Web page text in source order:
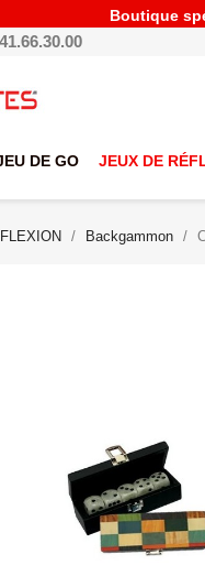
Boutique
DE GO JEUX DE
Backgammon